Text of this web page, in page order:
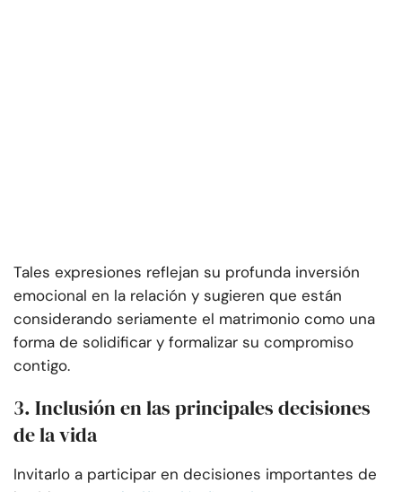
Tales expresiones reflejan su profunda inversión
emocional en la relación y sugieren que están
considerando seriamente el matrimonio como una
forma de solidificar y formalizar su compromiso
contigo.
3. Inclusión en las principales decisiones
de la vida
Invitarlo a participar en decisiones importantes de